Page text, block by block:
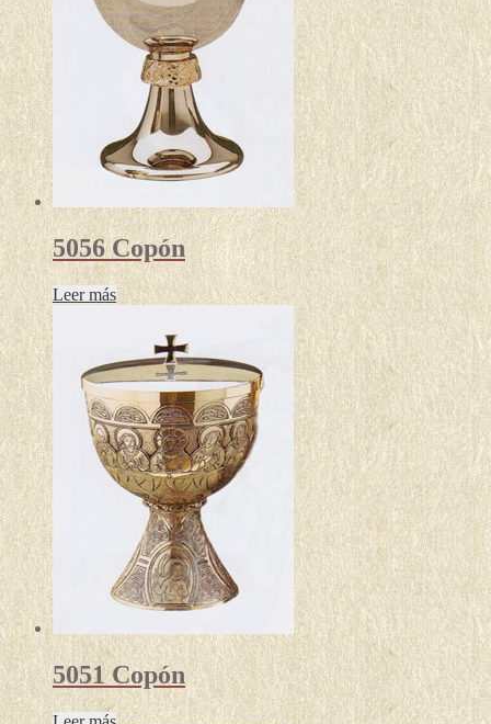
5056 Copón
Leer más
5051 Copón